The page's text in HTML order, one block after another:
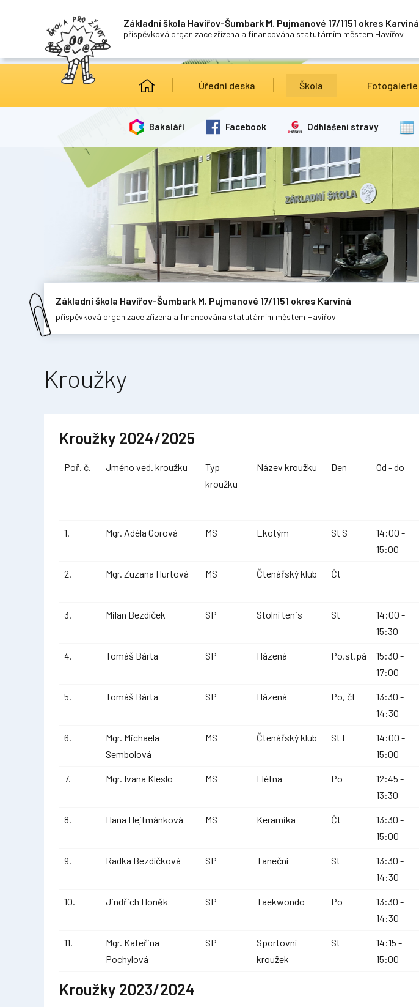
Základní škola Havířov-Šumbark M. Pujmanové 17/1151 okres Karviná
příspěvková organizace zřízena a financována statutárním městem Havířov
Úřední deska Škola Fotogalerie
Bakaláři Facebook Odhlášení stravy
Základní škola Havířov-Šumbark M. Pujmanové 17/1151 okres Karviná
příspěvková organizace zřízena a financována statutárním městem Havířov
Kroužky
Kroužky 2024/2025
Poř. č. Jméno ved. kroužku
Typ
kroužku
Název kroužku Den Od - do
1. Mgr. Adéla Gorová MS Ekotým St S
14:00 -
15:00
2. Mgr. Zuzana Hurtová MS Čtenářský klub Čt
3. Milan Bezdíček SP Stolní tenis St
14:00 -
15:30
4. Tomáš Bárta SP Házená Po,st,pá
15:30 -
17:00
5. Tomáš Bárta SP Házená Po, čt
13:30 -
14:30
6.
Mgr. Michaela
Sembolová
MS Čtenářský klub St L
14:00 -
15:00
7. Mgr. Ivana Kleslo MS Flétna Po
12:45 -
13:30
8. Hana Hejtmánková MS Keramika Čt
13:30 -
15:00
9. Radka Bezdíčková SP Taneční St
13:30 -
14:30
10. Jindřich Honěk SP Taekwondo Po
13:30 -
14:30
11.
Mgr. Kateřina
Pochylová
SP
Sportovní
kroužek
St
14:15 -
15:00
Kroužky 2023/2024